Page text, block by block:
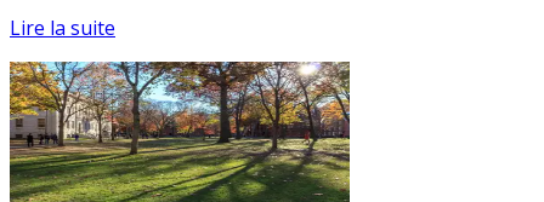
Lire la suite